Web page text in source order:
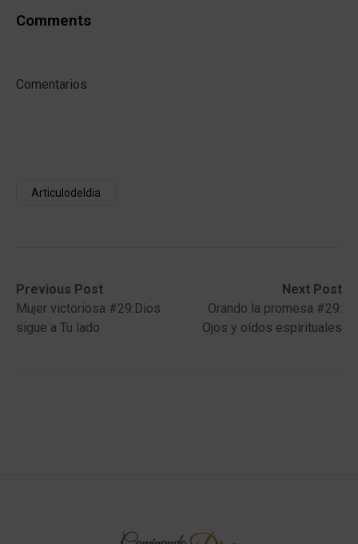
Comments
Comentarios
Articulodeldia
Post
navigation
Previous Post
Previous
post:Mujer victoriosa #29:Dios
sigue a Tu lado
Next Post
Next
post:
Orando la promesa #29:
Ojos y oídos espirituales